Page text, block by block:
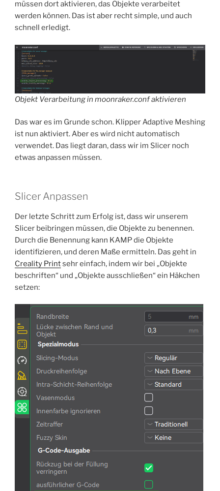
müssen dort aktivieren, das Objekte verarbeitet
werden können. Das ist aber recht simple, und auch
schnell erledigt.
Objekt Verarbeitung in moonraker.conf aktivieren
Das war es im Grunde schon. Klipper Adaptive Meshing
ist nun aktiviert. Aber es wird nicht automatisch
verwendet. Das liegt daran, dass wir im Slicer noch
etwas anpassen müssen.
Slicer Anpassen
Der letzte Schritt zum Erfolg ist, dass wir unserem
Slicer beibringen müssen, die Objekte zu benennen.
Durch die Benennung kann KAMP die Objekte
identifizieren, und deren Maße ermitteln. Das geht in
Creality Printsehr einfach, indem wir bei „Objekte
beschriften“ und „Objekte ausschließen“ ein Häkchen
setzen: